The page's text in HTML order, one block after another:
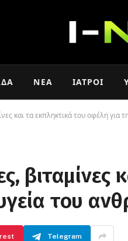
ΝΈΑ ΙΑΤΡΟΊ
και τα εκπληκτικά του οφέλη για
βιταμίνες
του
Telegram